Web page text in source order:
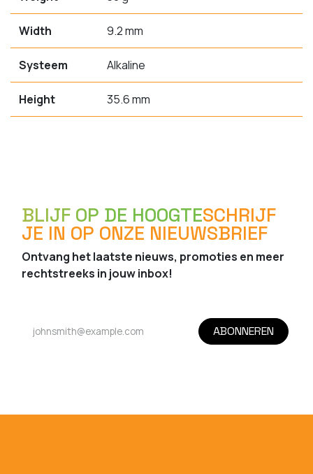
Width 9.2 mm
Systeem Alkaline
Height 35.6 mm
BLIJF OP DE HOOGTESCHRIJF
JE IN OP ONZE NIEUWSBRIEF
Ontvang het laatste nieuws, promoties en meer
rechtstreeks in jouw inbox!
ABONNEREN